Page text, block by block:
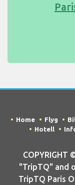
Home Flyg
Hotell
COPYRIGHT
"TripTQ" and
TripTQ Paris